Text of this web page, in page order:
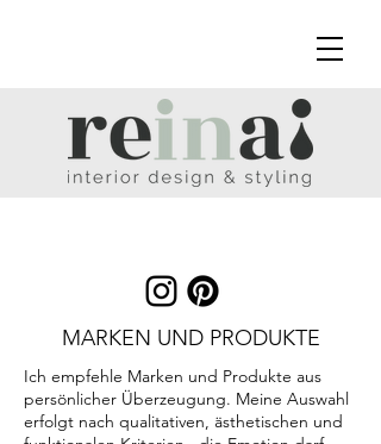
MARKEN UND PRODUKTE
Ich empfehle Marken und Produkte aus
persönlicher Überzeugung. Meine Auswahl
erfolgt nach qualitativen, ästhetischen und